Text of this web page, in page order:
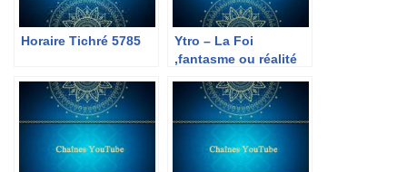
Horaire Tichré 5785
Ytro – La Foi
,fantasme ou réalité